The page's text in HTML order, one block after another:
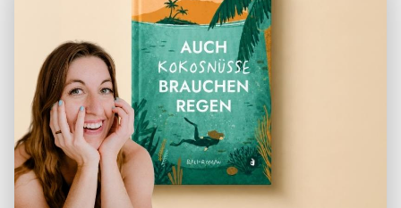
Interview: Die eigene Tauchschule auf Bali